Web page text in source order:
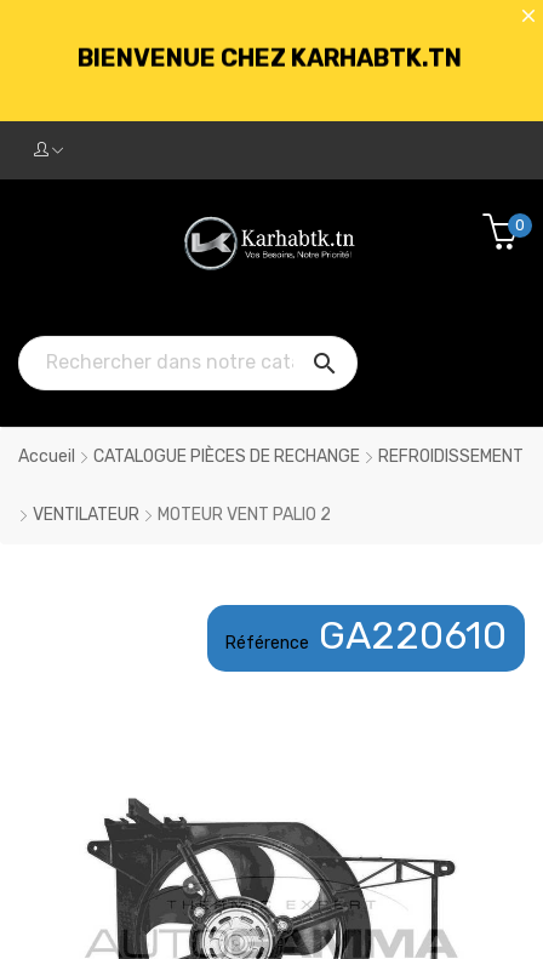
BIENVENUE CHEZ KARHABTK.TN
250DT D'ACHATS

0
Accueil CATALOGUE PIÈCES DE RECHANGE REFROIDISSEMENT
VENTILATEUR MOTEUR VENT PALIO 2
Référence GA220610